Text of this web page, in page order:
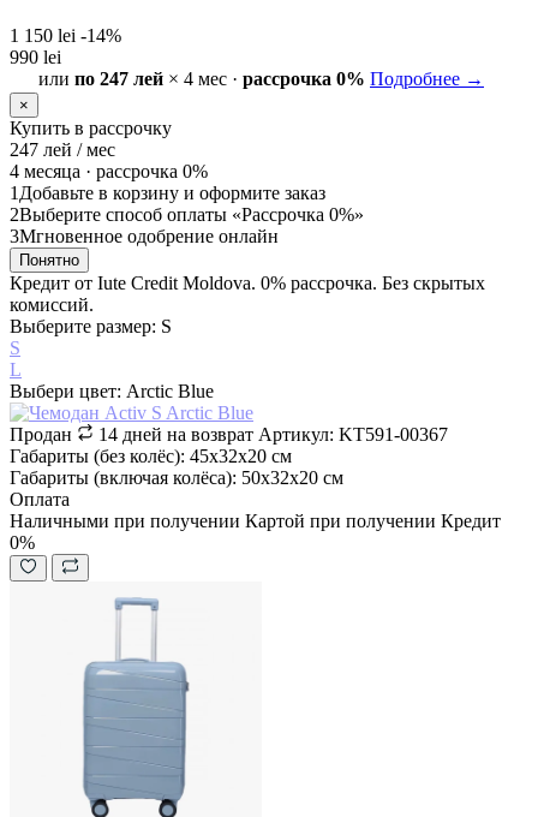
1 150 lei -14%
990 lei
или по 247 лей × 4 мес · рассрочка 0% Подробнее →
×
Купить в рассрочку
247 лей / мес
4 месяца · рассрочка 0%
1 Добавьте в корзину и оформите заказ
2Выберите способ оплаты «Рассрочка 0%»
3Мгновенное одобрение онлайн
Понятно
Кредит от Iute Credit Moldova. 0% рассрочка. Без скрытых
комиссий.
Выберите размер: S
S
L
Выбери цвет: Arctic Blue
Продан 14 дней на возврат Артикул: KT591-00367
Габариты (без колёс): 45х32х20 см
Габариты (включая колёса): 50х32х20 см
Оплата
Наличными при получении Картой при получении Кредит
0%